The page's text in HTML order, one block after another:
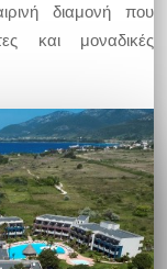
διαμονή που
και μοναδικές